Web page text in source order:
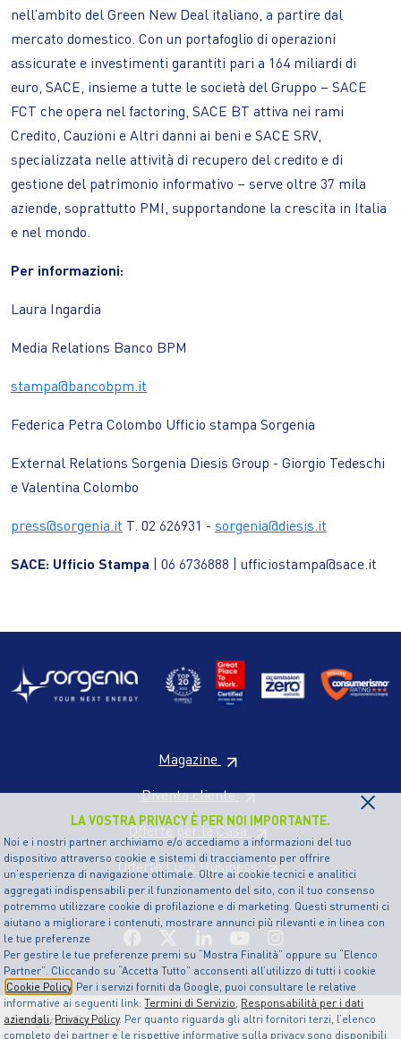
LA VOSTRA PRIVACY È PER NOI IMPORTANTE.
Noi e i nostri partner archiviamo e/o accediamo a informazioni del tuo
dispositivo attraverso cookie e sistemi di tracciamento per offrire
un’esperienza di navigazione ottimale. Oltre ai cookie tecnici e analitici
aggregati indispensabili per il funzionamento del sito, con il tuo consenso
potremmo utilizzare cookie di profilazione e di marketing. Questi strumenti ci
aiutano a migliorare i contenuti, mostrare annunci più rilevanti e in linea con
le tue preferenze
Per gestire le tue preferenze premi su “Mostra Finalità” oppure su “Elenco
Partner”. Cliccando su “Accetta Tutto” acconsenti all’utilizzo di tutti i cookie
Cookie Policy . Per i servizi forniti da Google, puoi consultare le relative
informative ai seguenti link:Termini di Servizio, Responsabilità per i dati
aziendali, Privacy Policy. Per quanto riguarda gli altri fornitori terzi, l’elenco
completo dei partner e le rispettive informative sulla privacy sono disponibili
×
nell’ambito del Green New Deal italiano, a partire dal
mercato domestico. Con un portafoglio di operazioni
assicurate e investimenti garantiti pari a 164 miliardi di
euro, SACE, insieme a tutte le società del Gruppo – SACE
FCT che opera nel factoring, SACE BT attiva nei rami
Credito, Cauzioni e Altri danni ai beni e SACE SRV,
specializzata nelle attività di recupero del credito e di
gestione del patrimonio informativo – serve oltre 37 mila
aziende, soprattutto PMI, supportandone la crescita in Italia
e nel mondo.
Per informazioni:
Laura Ingardia
Media Relations Banco BPM
stampa@bancobpm.it
Federica Petra Colombo Ufficio stampa Sorgenia
External Relations Sorgenia Diesis Group - Giorgio Tedeschi
e Valentina Colombo
press@sorgenia.it T. 02 626931 - sorgenia@diesis.it
SACE: Ufficio Stampa | 06 6736888 | ufficiostampa@sace.it
Magazine
Diventa cliente
Offerte per la Casa
Offerte Luce Business
Sorgenia S.p.A